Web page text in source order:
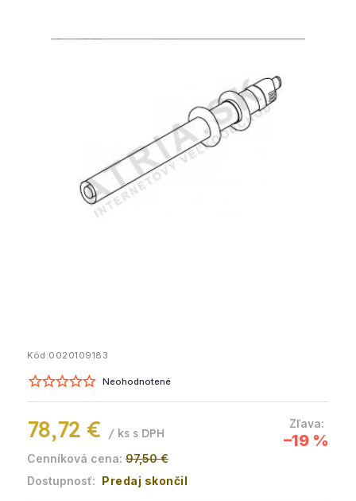
Kód:0020109183
Neohodnotené
97,50 €
–19 %
78,72 € / ks
Predaj skončil